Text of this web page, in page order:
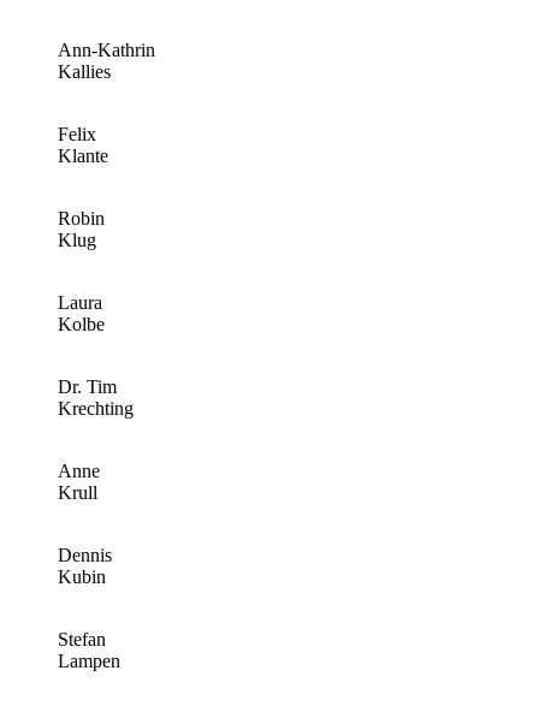
Ann-Kathrin
Kallies
Felix
Klante
Robin
Klug
Laura
Kolbe
Dr. Tim
Krechting
Anne
Krull
Dennis
Kubin
Stefan
Lampen